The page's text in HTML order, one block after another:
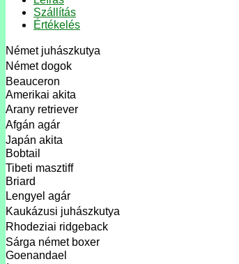
Szállítás
Értékelés
Német juhászkutya
Német dogok
Beauceron
Amerikai akita
Arany retriever
Afgán agár
Japán akita
Bobtail
Tibeti masztiff
Briard
Lengyel agár
Kaukázusi juhászkutya
Rhodeziai ridgeback
Sárga német boxer
Goenandael